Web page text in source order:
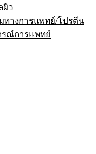
ผิว
ทางการแพทย์/โปรตีน
รณ์การแพทย์